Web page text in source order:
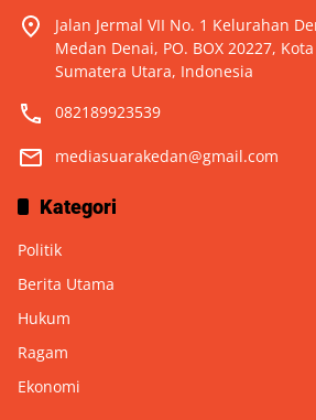
Jalan Jermal VII No. 1 Kelurahan
Medan Denai, PO. BOX 20227,
Sumatera Utara, Indonesia
082189923539
mediasuarakedan@gmail.com
Kategori
Politik
Berita Utama
Hukum
Ragam
Ekonomi